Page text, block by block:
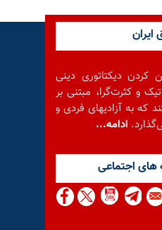
کردن دیکتاتوری دینی
و کثرت‌گرا، مبتنی بر
که به آزادیهای فردی و
ادامه...
هاى اجتماعى